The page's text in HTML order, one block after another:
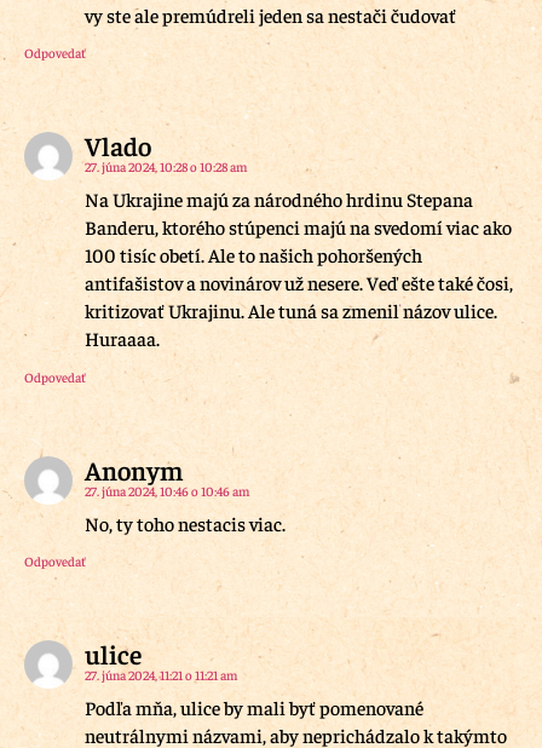
vy ste ale premúdreli jeden sa nestači čudovať
Odpovedať
Vlado
27. júna 2024, 10:28 o 10:28 am
Na Ukrajine majú za národného hrdinu Stepana
Banderu, ktorého stúpenci majú na svedomí viac ako
100 tisíc obetí. Ale to našich pohoršených
antifašistov a novinárov už nesere. Veď ešte také čosi,
kritizovať Ukrajinu. Ale tuná sa zmenil názov ulice.
Huraaaa.
Odpovedať
Anonym
27. júna 2024, 10:46 o 10:46 am
No, ty toho nestacis viac.
Odpovedať
ulice
27. júna 2024, 11:21 o 11:21 am
Podľa mňa, ulice by mali byť pomenované
neutrálnymi názvami, aby neprichádzalo k takýmto